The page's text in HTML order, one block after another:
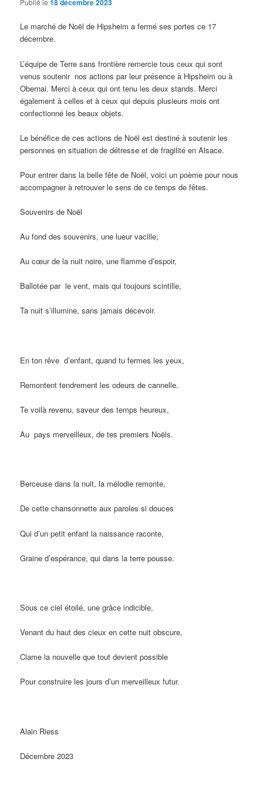
Publié le18 décembre 2023
Le marché de Noël de Hipsheim a fermé ses portes ce 17
décembre.
L’équipe de Terre sans frontière remercie tous ceux qui sont
venus soutenir nos actions par leur présence à Hipsheim ou à
Obernai. Merci à ceux qui ont tenu les deux stands. Merci
également à celles et à ceux qui depuis plusieurs mois ont
confectionné les beaux objets.
Le bénéfice de ces actions de Noël est destiné à soutenir les
personnes en situation de détresse et de fragilité en Alsace.
Pour entrer dans la belle fête de Noël, voici un poème pour nous
accompagner à retrouver le sens de ce temps de fêtes.
Souvenirs de Noël
Au fond des souvenirs, une lueur vacille;
Au cœur de la nuit noire, une flamme d’espoir,
Ballotée par le vent, mais qui toujours scintille,
Ta nuit s’illumine, sans jamais décevoir.
En ton rêve d’enfant, quand tu fermes les yeux,
Remontent tendrement les odeurs de cannelle.
Te voilà revenu, saveur des temps heureux,
Au pays merveilleux, de tes premiers Noëls.
Berceuse dans la nuit, la mélodie remonte,
De cette chansonnette aux paroles si douces
Qui d’un petit enfant la naissance raconte,
Graine d’espérance, qui dans la terre pousse.
Sous ce ciel étoilé, une grâce indicible,
Venant du haut des cieux en cette nuit obscure,
Clame la nouvelle que tout devient possible
Pour construire les jours d’un merveilleux futur.
Alain Riess
Décembre 2023